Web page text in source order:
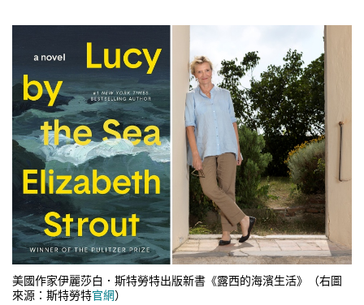
美國作家伊麗莎白．斯特勞特出版新書《露西的海濱生活》（右圖
來源：斯特勞特官網）